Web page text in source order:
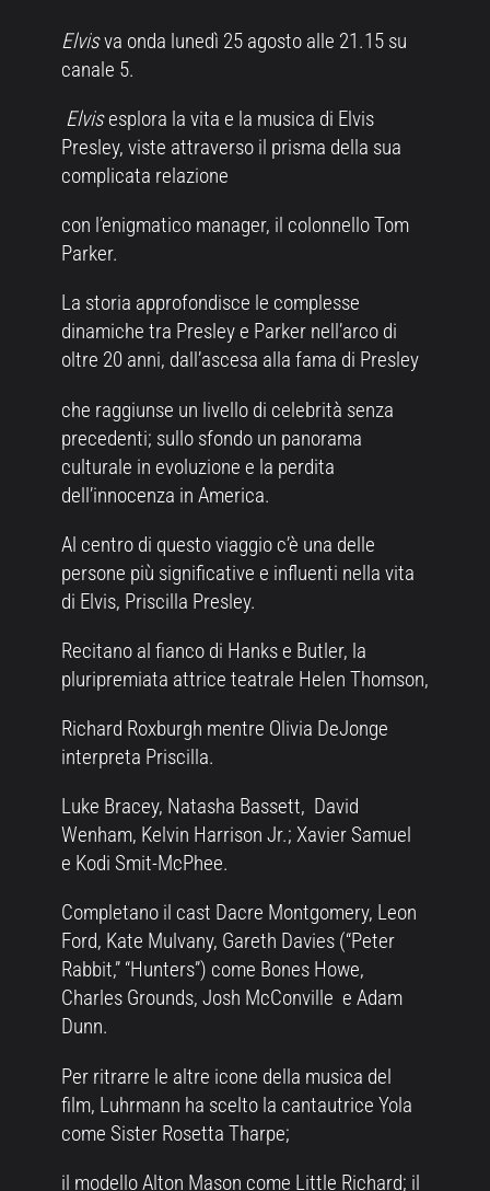
Elvisva onda lunedì 25 agosto alle 21.15 su
canale 5.
Elvisesplora la vita e la musica di Elvis
Presley, viste attraverso il prisma della sua
complicata relazione
con l’enigmatico manager, il colonnello Tom
Parker.
La storia approfondisce le complesse
dinamiche tra Presley e Parker nell’arco di
oltre 20 anni, dall’ascesa alla fama di Presley
che raggiunse un livello di celebrità senza
precedenti; sullo sfondo un panorama
culturale in evoluzione e la perdita
dell’innocenza in America.
Al centro di questo viaggio c’è una delle
persone più significative e influenti nella vita
di Elvis, Priscilla Presley.
Recitano al fianco di Hanks e Butler, la
pluripremiata attrice teatrale Helen Thomson,
Richard Roxburgh mentre Olivia DeJonge
interpreta Priscilla.
Luke Bracey, Natasha Bassett, David
Wenham, Kelvin Harrison Jr.; Xavier Samuel
e Kodi Smit-McPhee.
Completano il cast Dacre Montgomery, Leon
Ford, Kate Mulvany, Gareth Davies (“Peter
Rabbit,” “Hunters”) come Bones Howe,
Charles Grounds, Josh McConville e Adam
Dunn.
Per ritrarre le altre icone della musica del
film, Luhrmann ha scelto la cantautrice Yola
come Sister Rosetta Tharpe;
il modello Alton Mason come Little Richard; il